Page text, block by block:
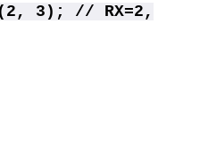
3); // RX=2,